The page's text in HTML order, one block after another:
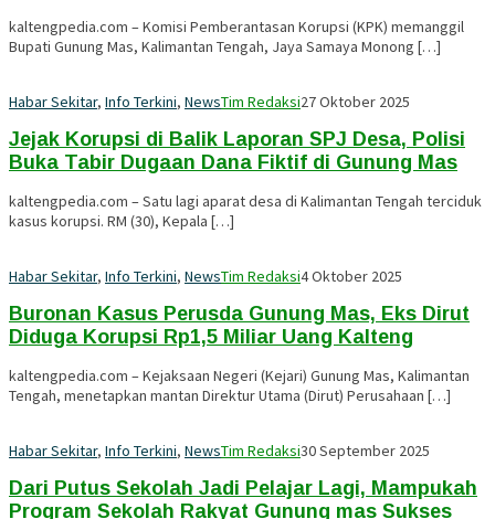
kaltengpedia.com – Komisi Pemberantasan Korupsi (KPK) memanggil
Bupati Gunung Mas, Kalimantan Tengah, Jaya Samaya Monong […]
Habar Sekitar, Info Terkini, NewsTim Redaksi27 Oktober 2025
Jejak Korupsi di Balik Laporan SPJ Desa, Polisi
Buka Tabir Dugaan Dana Fiktif di Gunung Mas
kaltengpedia.com – Satu lagi aparat desa di Kalimantan Tengah terciduk
kasus korupsi. RM (30), Kepala […]
Habar Sekitar, Info Terkini, NewsTim Redaksi4 Oktober 2025
Buronan Kasus Perusda Gunung Mas, Eks Dirut
Diduga Korupsi Rp1,5 Miliar Uang Kalteng
kaltengpedia.com – Kejaksaan Negeri (Kejari) Gunung Mas, Kalimantan
Tengah, menetapkan mantan Direktur Utama (Dirut) Perusahaan […]
Habar Sekitar, Info Terkini, NewsTim Redaksi30 September 2025
Dari Putus Sekolah Jadi Pelajar Lagi, Mampukah
Program Sekolah Rakyat Gunung mas Sukses